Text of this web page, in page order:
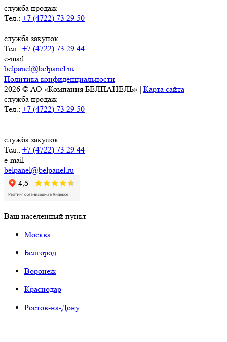
служба продаж
Тел.: +7 (4722) 73 29 50
служба закупок
Тел.: +7 (4722) 73 29 44
e-mail
belpanel@belpanel.ru
Политика конфиденциальности
2026 © АО «Компания БЕЛПАНЕЛЬ» | Карта сайта
служба продаж
Тел.: +7 (4722) 73 29 50
|
служба закупок
Тел.: +7 (4722) 73 29 44
e-mail
belpanel@belpanel.ru
Ваш населенный пункт
Москва
Белгород
Воронеж
Краснодар
Ростов-на-Дону